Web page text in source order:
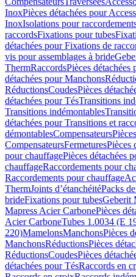
InoxPièces détachées pour
InoxIsolations pour
raccordsFixations pour tubes
détachées pour Fixations de
vis pour assemblages à bride
ThermRaccordsPièces détachées
détachées pour Manchons
RéductionsCoudesPièces
détachées pour TésTransitions
Transitions indémontables
détachées pour Transitions et
démontablesCompensateurs
CompensateursFermeturesPièces
pour chauffagePièces détachées
chauffageRaccordements pour
Raccordements pour chauffage
ThermJoints d’étanchéitéPacks
brideFixations pour tubesGeberit
Mapress Acier CarbonePièces
Acier CarboneTubes 1.0034 (E
220)MamelonsManchonsPièces
ManchonsRéductionsPièces
RéductionsCoudesPièces
détachées pour TésRaccords en